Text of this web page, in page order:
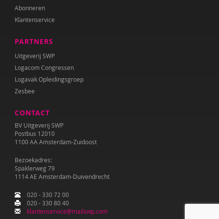
Saskia van Beveren
Theo Blom
Esther Blondelle
Mascha Boelaars
Wendy Boesveld
Martin Bosma
Caroline Boudry
Marieke van Boven
Iris Brandsteder
Abonneren
Klantenservice
PARTNERS
Uitgeverij SWP
Logacom Congressen
Logavak Opleidingsgroep
Zesbee
CONTACT
BV Uitgeverij SWP
Postbus 12010
1100 AA Amsterdam-Zuidoost
Bezoekadres:
Spaklerweg 79
1114 AE Amsterdam-Duivendrecht
020 - 330 72 00
020 - 330 80 40
klantenservice@mailswp.com